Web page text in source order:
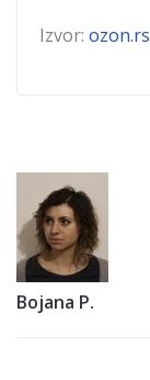
Izvor: ozon.rs
Bojana P.